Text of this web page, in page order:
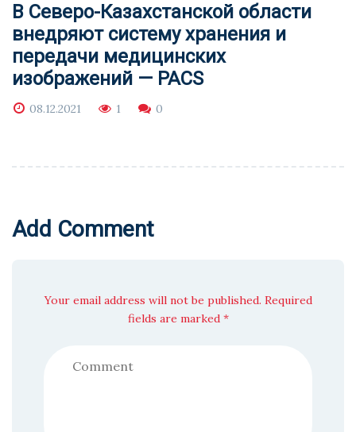
В Северо-Казахстанской области
внедряют систему хранения и
передачи медицинских
изображений — PACS
08.12.2021 1 0
Add Comment
Your email address will not be published. Required
fields are marked *